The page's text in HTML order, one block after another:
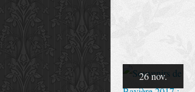
26 nov.